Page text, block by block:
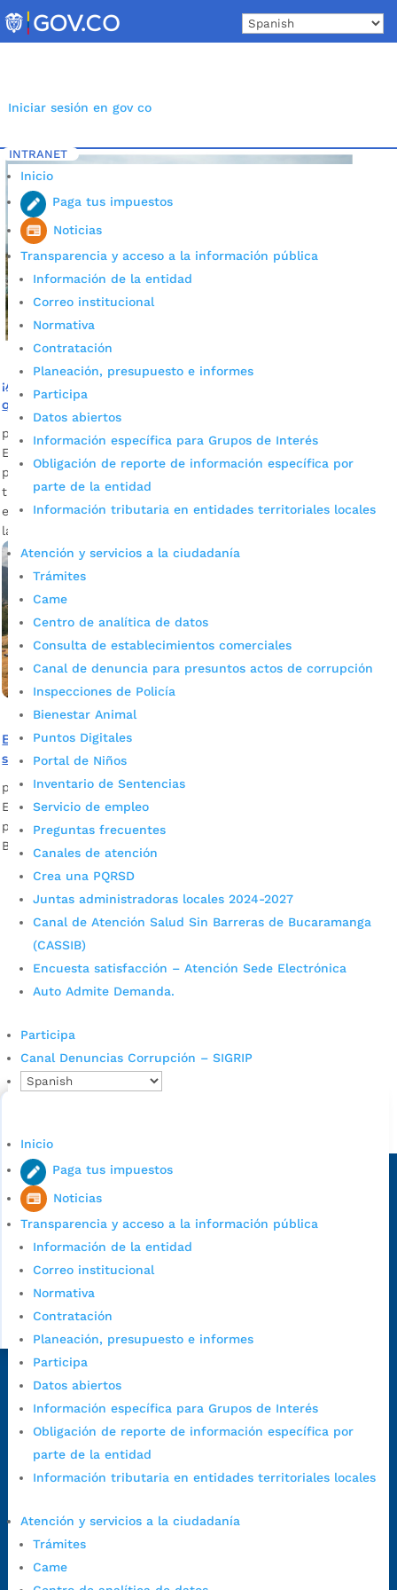
to
content
Iniciar sesión en gov co
INTRANET
Inicio
Paga tus impuestos
Noticias
Transparencia y acceso a la información pública
Información de la entidad
Correo institucional
Normativa
Contratación
Planeación, presupuesto e informes
Participa
Datos abiertos
Información específica para Grupos de Interés
Obligación de reporte de información específica por
parte de la entidad
Información tributaria en entidades territoriales locales
Atención y servicios a la ciudadanía
Trámites
Came
Centro de analítica de datos
Consulta de establecimientos comerciales
Canal de denuncia para presuntos actos de corrupción
Inspecciones de Policía
Bienestar Animal
Puntos Digitales
Portal de Niños
Inventario de Sentencias
Servicio de empleo
Preguntas frecuentes
Canales de atención
Crea una PQRSD
Juntas administradoras locales 2024-2027
Canal de Atención Salud Sin Barreras de Bucaramanga
(CASSIB)
Encuesta satisfacción – Atención Sede Electrónica
Auto Admite Demanda.
Participa
Canal Denuncias Corrupción – SIGRIP
Inicio
Paga tus impuestos
Noticias
Transparencia y acceso a la información pública
Información de la entidad
Correo institucional
Normativa
Contratación
Planeación, presupuesto e informes
Participa
Datos abiertos
Información específica para Grupos de Interés
Obligación de reporte de información específica por
parte de la entidad
Información tributaria en entidades territoriales locales
Atención y servicios a la ciudadanía
Trámites
Came
Inicio 5 Etiqueta: Basuras Bucaramanga
¡Atención! La Corte Constitucional podrá revisar tutelas
que buscan la reapertura del Carrasco
por Alcaldía de Bucaramanga Abr 11, 2022|
Noticias
El magistrado Jorge Ibáñez, de la Corte Constitucional le
pidió a la misma Corte que revise las tutelas que buscan
tumbar la decisión judicial que ordenó el cierre definitivo de
este relleno sanitario, que por más de 40 años ha recibido
las basuras de Bucaramanga y...
Bucaramanga dará continuidad al manejo de residuos
sólidos en El Carrasco
por Alcaldía de Bucaramanga|
El Carrasco, es uno de los mejores rellenos sanitarios del
país. Por más de 40 años ha recibido los residuos sólidos de
Bucaramanga y de más del 70% del departamento.
Consulta aqui los pasos para inscribirse y solicitar un
cupo escolar en los colegios oficiales de
Bucaramanga.
Sede principal
Dirección Fase I:Calle 35 # 10-43, Bucaramanga, Santander,
Colombia.
Dirección Fase II:Carrera 11 # 34-52, Bucaramanga, Santander,
Colombia
Código Postal:680006. Código Dane: 68001.
1:00 p.m. a 5:30 p.m. / viernes jornada continua en el horario de
7:00 a.m. a 5:00 p.m., con 30 minutos de descanso al medio día.
Horario de Atención CAME (Central):